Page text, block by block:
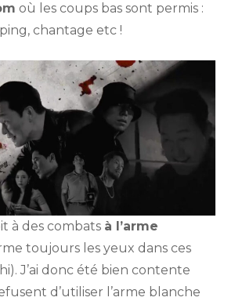
où les coups bas sont permis :
chantage etc !
à des combats à l’arme
toujours les yeux dans ces
J’ai donc été bien contente
d’utiliser l’arme blanche